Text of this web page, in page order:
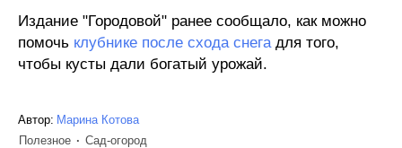
Издание "Городовой" ранее сообщало, как можно
помочь клубнике после схода снегадля того,
чтобы кусты дали богатый урожай.
Автор: Марина Котова
Полезное
Сад-огород